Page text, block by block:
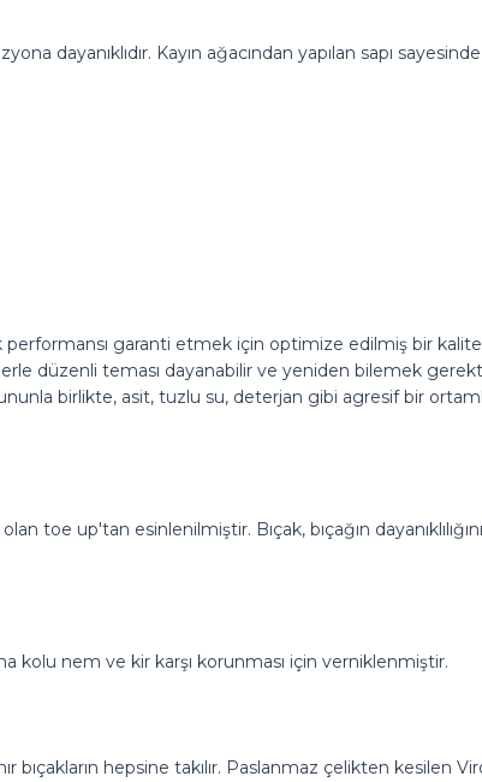
dayanıklıdır. Kayın ağacından yapılan sapı
garanti etmek için optimize edilmiş bir kalite
düzenli teması dayanabilir ve yeniden bilemek
birlikte, asit, tuzlu su, deterjan gibi agresif bir
toe up'tan esinlenilmiştir. Bıçak, bıçağın
kolu nem ve kir karşı korunması için verniklenmiştir.
bıçakların hepsine takılır. Paslanmaz çelikten kesilen